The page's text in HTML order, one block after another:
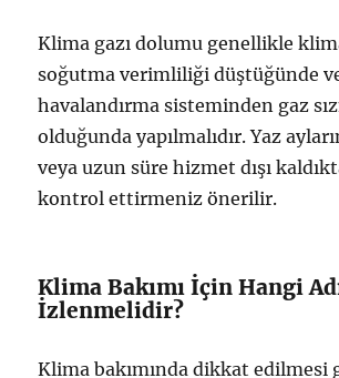
Klima gazı dolumu genellikle
soğutma verimliliği düştüğünde
havalandırma sisteminden gaz
olduğunda yapılmalıdır. Yaz
veya uzun süre hizmet dışı
kontrol ettirmeniz önerilir.
Klima Bakımı İçin Hangi
İzlenmelidir?
Klima bakımında dikkat edilmesi